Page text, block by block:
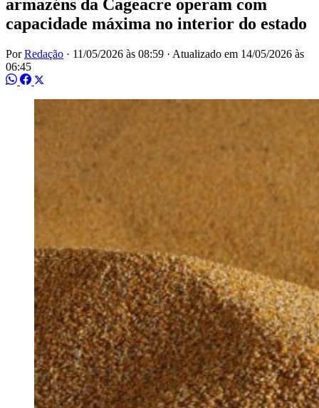
armazéns da Cageacre operam com
capacidade máxima no interior do estado
PorRedação · 11/05/2026 às 08:59 · Atualizado em 14/05/2026 às
06:45